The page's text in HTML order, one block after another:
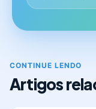
CONTINUE LENDO
Artigos